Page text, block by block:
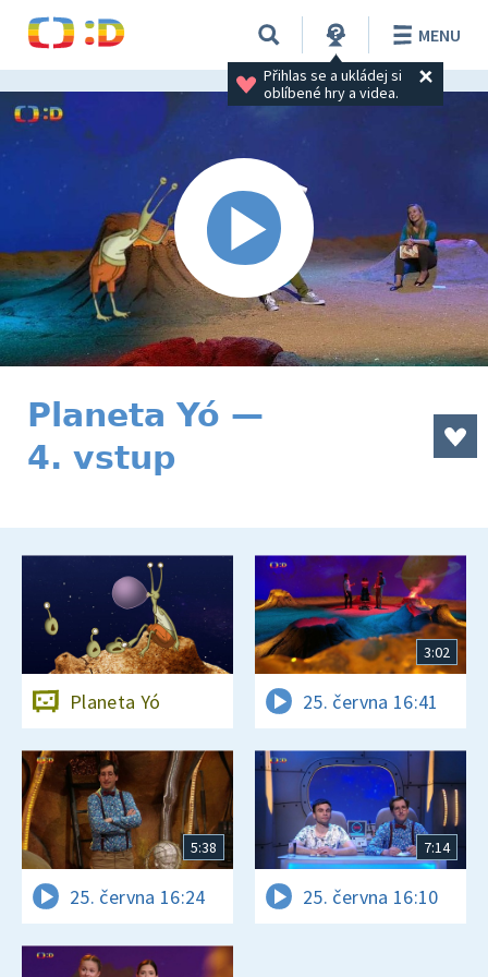
Přihlas se a ukládej si
oblíbené hry a videa.
MENU
Planeta Yó —
4. vstup
Planeta Yó
3:02
25. června 16:41
5:38
25. června 16:24
7:14
25. června 16:10